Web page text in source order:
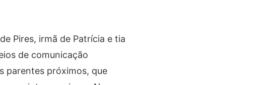
Pires, irmã de Patrícia e tia
de comunicação
parentes próximos, que